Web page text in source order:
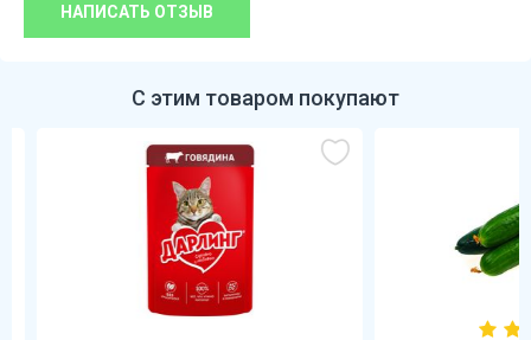
НАПИСАТЬ ОТЗЫВ
С этим товаром покупают